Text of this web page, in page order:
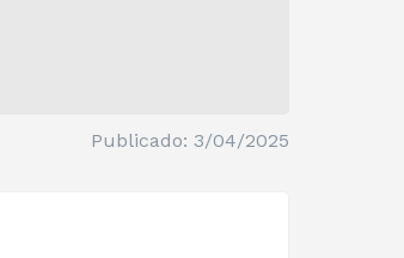
Publicado: 3/04/2025